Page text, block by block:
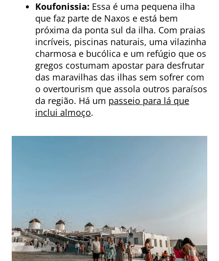
Koufonissia: Essa é uma pequena ilha
que faz parte de Naxos e está bem
próxima da ponta sul da ilha. Com praias
incríveis, piscinas naturais, uma vilazinha
charmosa e bucólica e um refúgio que os
gregos costumam apostar para desfrutar
das maravilhas das ilhas sem sofrer com
o overtourism que assola outros paraísos
da região. Há um passeio para lá que
inclui almoço.